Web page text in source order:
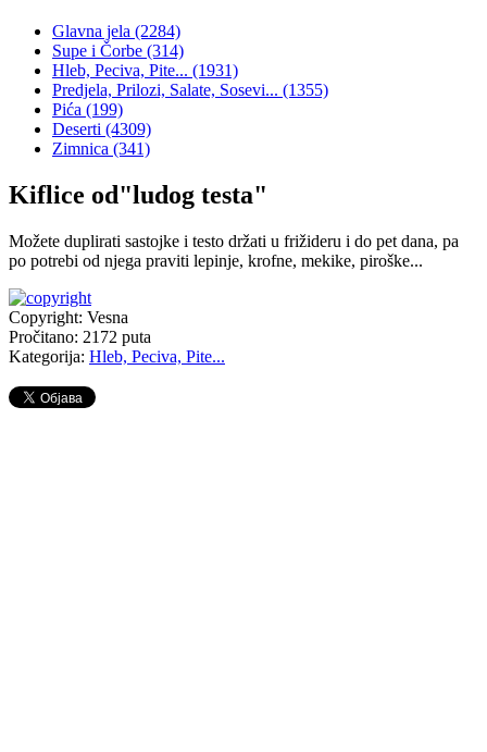
Glavna jela (2284)
Supe i Čorbe (314)
Hleb, Peciva, Pite... (1931)
Predjela, Prilozi, Salate, Sosevi... (1355)
Pića (199)
Deserti (4309)
Zimnica (341)
Kiflice od"ludog testa"
Možete duplirati sastojke i testo držati u frižideru i do pet dana, pa
po potrebi od njega praviti lepinje, krofne, mekike, piroške...
Copyright: Vesna
Pročitano: 2172 puta
Kategorija: Hleb, Peciva, Pite...